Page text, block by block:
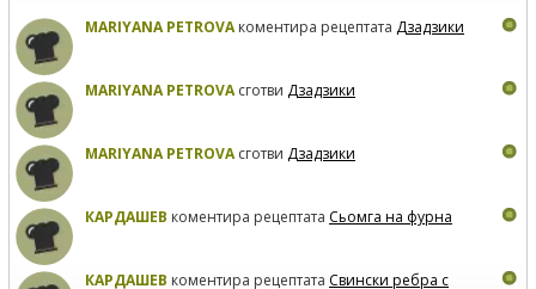
MARIYANA PETROVAкоментира рецептата Дзадзики
MARIYANA PETROVAсготви Дзадзики
MARIYANA PETROVAсготви Дзадзики
КАРДАШЕВ коментира рецептата Сьомга на фурна
КАРДАШЕВ коментира рецептата Свински ребра с